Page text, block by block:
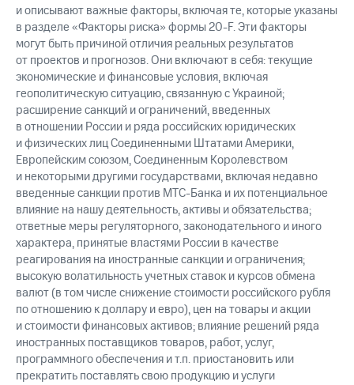
и описывают важные факторы, включая те, которые указаны
в разделе «Факторы риска» формы 20-F. Эти факторы
могут быть причиной отличия реальных результатов
от проектов и прогнозов. Они включают в себя: текущие
экономические и финансовые условия, включая
геополитическую ситуацию, связанную с Украиной;
расширение санкций и ограничений, введенных
в отношении России и ряда российских юридических
и физических лиц Соединенными Штатами Америки,
Европейским союзом, Соединенным Королевством
и некоторыми другими государствами, включая недавно
введенные санкции против МТС-Банка и их потенциальное
влияние на нашу деятельность, активы и обязательства;
ответные меры регуляторного, законодательного и иного
характера, принятые властями России в качестве
реагирования на иностранные санкции и ограничения;
высокую волатильность учетных ставок и курсов обмена
валют (в том числе снижение стоимости российского рубля
по отношению к доллару и евро), цен на товары и акции
и стоимости финансовых активов; влияние решений ряда
иностранных поставщиков товаров, работ, услуг,
программного обеспечения и т.п. приостановить или
прекратить поставлять свою продукцию и услуги